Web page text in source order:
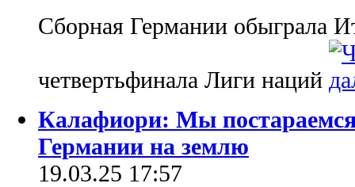
Сборная Германии обыграла
четвертьфинала Лиги наций
Калафиори: Мы
Германии на землю
19.03.25 17:57